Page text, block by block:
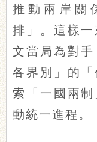
推動兩岸關
排」。這樣
文當局為對手
各界別」的
索「一國兩
動統一進程。